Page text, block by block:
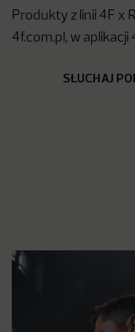
Produkty z linii 4F x
4f.com.pl, w
SŁUCHAJ